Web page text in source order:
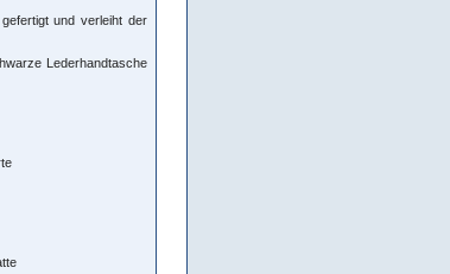
und verleiht der
Lederhandtasche